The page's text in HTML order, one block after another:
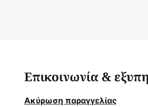
Επικοινωνία &
Ακύρωση παραγγελίας